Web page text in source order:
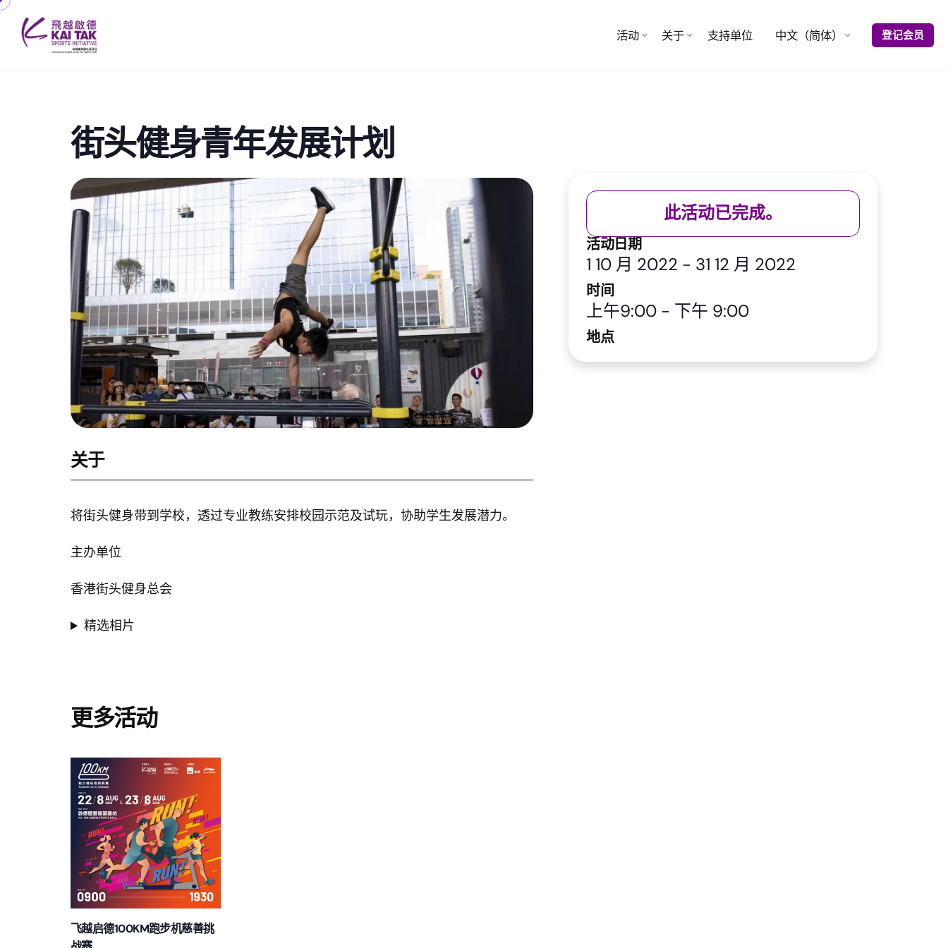
活动 关于 支持单位 中文（简体） 登记会员
街头健身青年发展计划
关于
将街头健身带到学校，透过专业教练安排校园示范及试玩，协助学生发展潜力。
主办单位
香港街头健身总会
精选相片
此活动已完成。
活动日期
1 10 月 2022 - 31 12 月 2022
时间
上午9:00 - 下午 9:00
地点
更多活动
飞越启德100KM跑步机慈善挑